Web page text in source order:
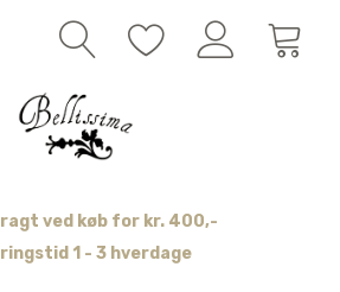
ved køb for kr. 400,-
1 - 3 hverdage